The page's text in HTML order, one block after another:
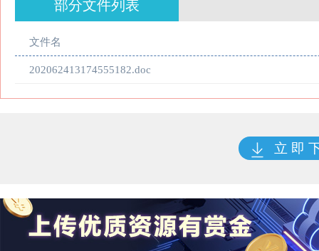
部分文件列表
文件名
202062413174555182.doc
立 即